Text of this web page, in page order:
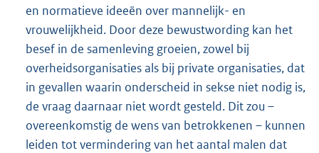
en normatieve ideeën over mannelijk- en
vrouwelijkheid. Door deze bewustwording kan het
besef in de samenleving groeien, zowel bij
overheidsorganisaties als bij private organisaties, dat
in gevallen waarin onderscheid in sekse niet nodig is,
de vraag daarnaar niet wordt gesteld. Dit zou –
overeenkomstig de wens van betrokkenen – kunnen
leiden tot vermindering van het aantal malen dat